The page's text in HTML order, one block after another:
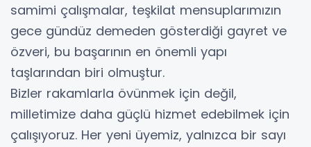
samimi çalışmalar, teşkilat mensuplarımızın
gece gündüz demeden gösterdiği gayret ve
özveri, bu başarının en önemli yapı
taşlarından biri olmuştur.
Bizler rakamlarla övünmek için değil,
milletimize daha güçlü hizmet edebilmek için
çalışıyoruz. Her yeni üyemiz, yalnızca bir sayı